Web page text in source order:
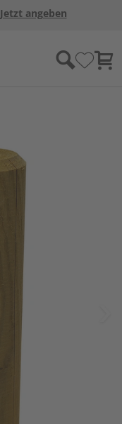
Jetzt angeben